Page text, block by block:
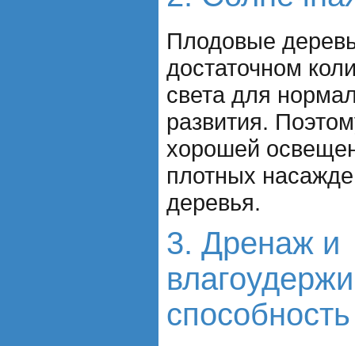
Плодовые
достаточном
света для
развития.
хорошей
плотных
деревья.
3. Дренаж и